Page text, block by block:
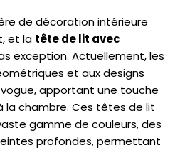
de décoration intérieure
et la tête de lit avec
exception. Actuellement, les
et aux designs
apportant une touche
chambre. Ces têtes de lit
gamme de couleurs, des
profondes, permettant